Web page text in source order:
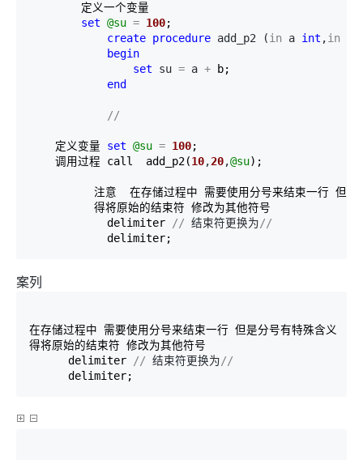
        定义一个变量
set @su = 100;
create procedure add_p2 (in a int ,in
begin
set su = a + b;
end
//
    定义变量
set @su = 100;
    调用过程 call  add_p2(
10,20,@su);
注意  在存储过程中 需要使用分号来结束一行 但是
          得将原始的结束符 修改为其他符号
            delimiter
// 结束符更换为//
            delimiter;
案列
在存储过程中 需要使用分号来结束一行 但是分号有特殊含义
得将原始的结束符 修改为其他符号
      delimiter
// 结束符更换为//
      delimiter;